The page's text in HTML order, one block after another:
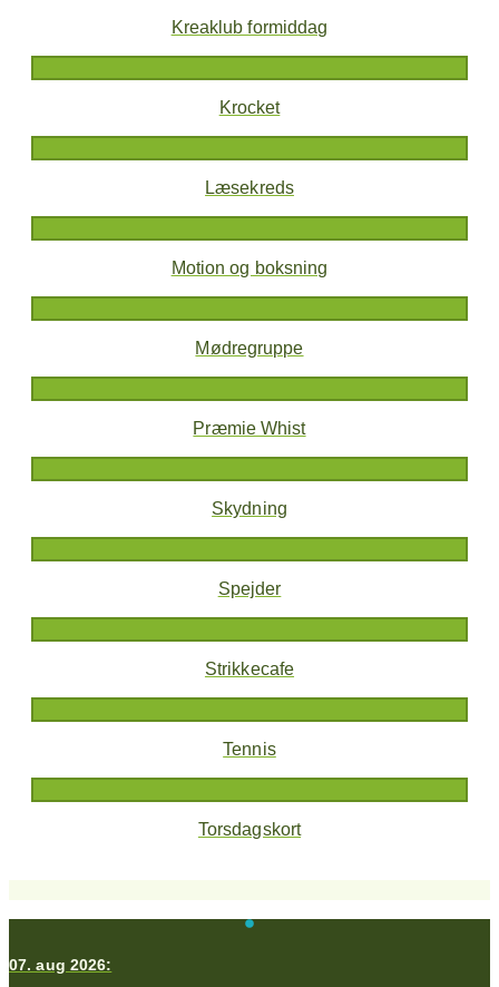
Kreaklub formiddag
Krocket
Læsekreds
Motion og boksning
Mødregruppe
Præmie Whist
Skydning
Spejder
Strikkecafe
Tennis
Torsdagskort
07. aug 2026: